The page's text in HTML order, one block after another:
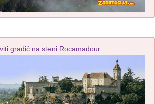
gradić na steni Rocamadour